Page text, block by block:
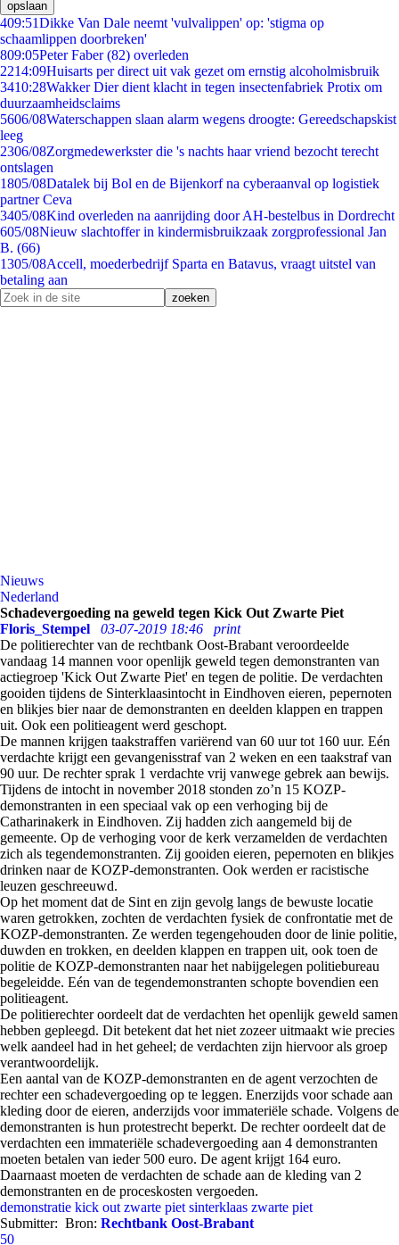
opslaan
409:51Dikke Van Dale neemt 'vulvalippen' op: 'stigma op
schaamlippen doorbreken'
809:05Peter Faber (82) overleden
2214:09Huisarts per direct uit vak gezet om ernstig alcoholmisbruik
3410:28Wakker Dier dient klacht in tegen insectenfabriek Protix om
duurzaamheidsclaims
5606/08Waterschappen slaan alarm wegens droogte: Gereedschapskist
leeg
2306/08Zorgmedewerkster die 's nachts haar vriend bezocht terecht
ontslagen
1805/08Datalek bij Bol en de Bijenkorf na cyberaanval op logistiek
partner Ceva
3405/08Kind overleden na aanrijding door AH-bestelbus in Dordrecht
605/08Nieuw slachtoffer in kindermisbruikzaak zorgprofessional Jan
B. (66)
1305/08Accell, moederbedrijf Sparta en Batavus, vraagt uitstel van
betaling aan
Nieuws
Nederland
Schadevergoeding na geweld tegen Kick Out Zwarte Piet
Floris_Stempel
03-07-2019 18:46
print
De politierechter van de rechtbank Oost-Brabant veroordeelde
vandaag 14 mannen voor openlijk geweld tegen demonstranten van
actiegroep 'Kick Out Zwarte Piet' en tegen de politie. De verdachten
gooiden tijdens de Sinterklaasintocht in Eindhoven eieren, pepernoten
en blikjes bier naar de demonstranten en deelden klappen en trappen
uit. Ook een politieagent werd geschopt.
De mannen krijgen taakstraffen variërend van 60 uur tot 160 uur. Eén
verdachte krijgt een gevangenisstraf van 2 weken en een taakstraf van
90 uur. De rechter sprak 1 verdachte vrij vanwege gebrek aan bewijs.
Tijdens de intocht in november 2018 stonden zo’n 15 KOZP-
demonstranten in een speciaal vak op een verhoging bij de
Catharinakerk in Eindhoven. Zij hadden zich aangemeld bij de
gemeente. Op de verhoging voor de kerk verzamelden de verdachten
zich als tegendemonstranten. Zij gooiden eieren, pepernoten en blikjes
drinken naar de KOZP-demonstranten. Ook werden er racistische
leuzen geschreeuwd.
Op het moment dat de Sint en zijn gevolg langs de bewuste locatie
waren getrokken, zochten de verdachten fysiek de confrontatie met de
KOZP-demonstranten. Ze werden tegengehouden door de linie politie,
duwden en trokken, en deelden klappen en trappen uit, ook toen de
politie de KOZP-demonstranten naar het nabijgelegen politiebureau
begeleidde. Eén van de tegendemonstranten schopte bovendien een
politieagent.
De politierechter oordeelt dat de verdachten het openlijk geweld samen
hebben gepleegd. Dit betekent dat het niet zozeer uitmaakt wie precies
welk aandeel had in het geheel; de verdachten zijn hiervoor als groep
verantwoordelijk.
Een aantal van de KOZP-demonstranten en de agent verzochten de
rechter een schadevergoeding op te leggen. Enerzijds voor schade aan
kleding door de eieren, anderzijds voor immateriële schade. Volgens de
demonstranten is hun protestrecht beperkt. De rechter oordeelt dat de
verdachten een immateriële schadevergoeding aan 4 demonstranten
moeten betalen van ieder 500 euro. De agent krijgt 164 euro.
Daarnaast moeten de verdachten de schade aan de kleding van 2
demonstranten en de proceskosten vergoeden.
demonstratie kick out zwarte piet sinterklaas zwarte piet
Submitter: Bron: Rechtbank Oost-Brabant
50